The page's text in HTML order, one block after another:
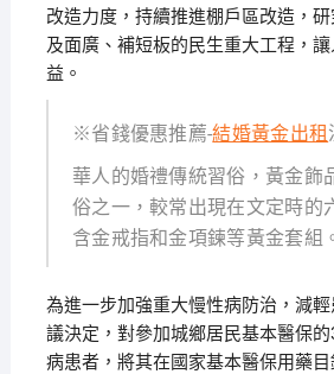
改造力度，持續推進棚戶區改造，
及面廣、補短板的民生重大工程，
益。
※省錢優惠推薦-結婚黃金出租
華人的婚禮傳統習俗，黃金飾
俗之一，較常出現在文定時的
含金戒指和金項鍊等黃金套組
為進一步加強重大慢性病防治，減
議決定，對參加城鄉居民基本醫保
病患者，將其在國家基本醫保用藥